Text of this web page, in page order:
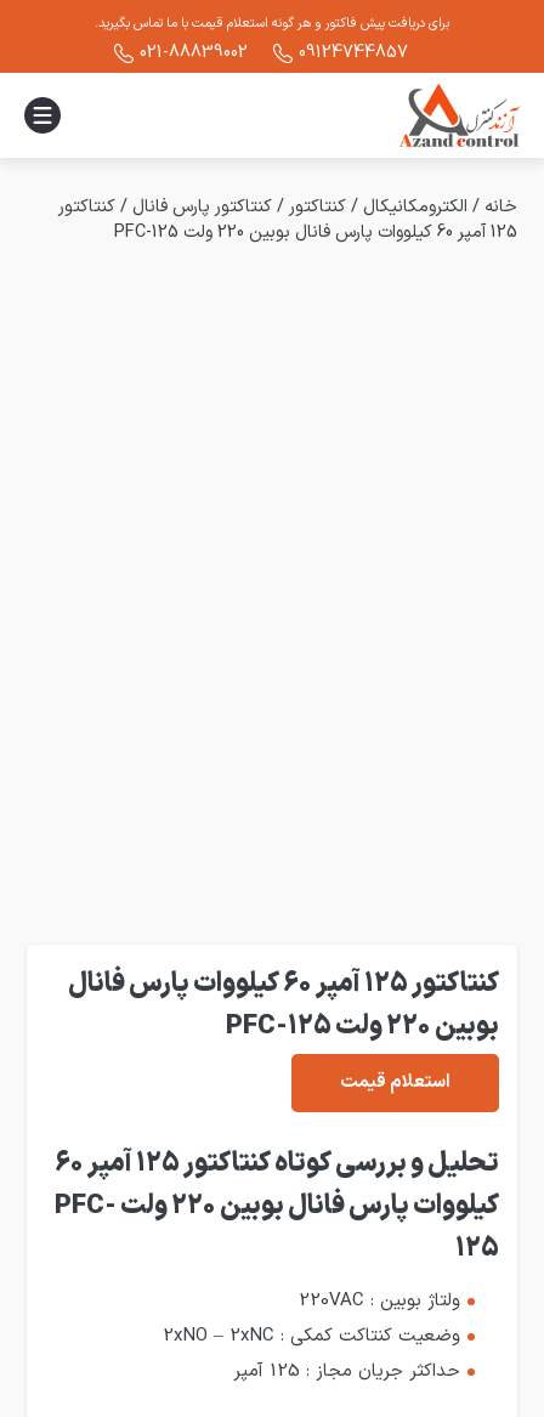
برای دریافت پیش فاکتور و هر گونه استعلام قیمت با ما تماس بگیرید.
09124744857
021-88839002
خانه / الکترومکانیکال /کنتاکتور /کنتاکتور پارس فانال /کنتاکتور
125 آمپر 60 کیلووات پارس فانال بوبین 220 ولت PFC-125
کنتاکتور 125 آمپر 60 کیلووات پارس فانال
بوبین 220 ولت PFC-125
استعلام قیمت
تحلیل و بررسی کوتاه کنتاکتور 125 آمپر 60
کیلووات پارس فانال بوبین 220 ولت PFC-
125
ولتاژ بوبین : 220VAC
وضعیت کنتاکت کمکی : 2xNO – 2xNC
حداکثر جریان مجاز : 125 آمپر